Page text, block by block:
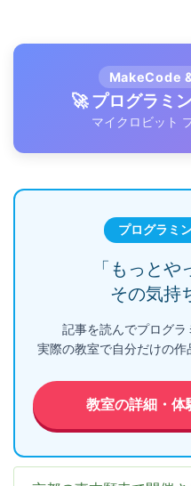
MakeCode
🚀 プログラミ
マイクロビット
プログラミ
「もっとや
その気持
記事を読んでプログラ
実際の教室で自分だけの作
教室の詳細・体